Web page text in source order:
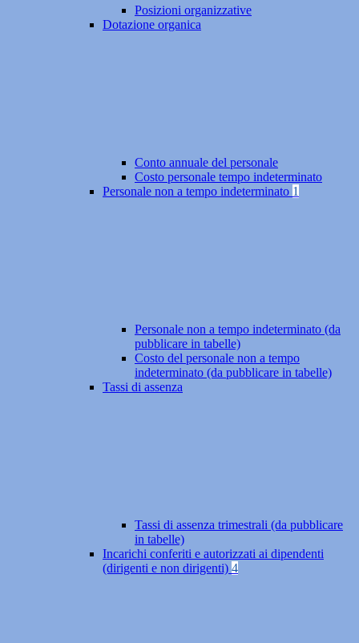
Posizioni organizzative
Dotazione organica
Conto annuale del personale
Costo personale tempo indeterminato
Personale non a tempo indeterminato 1
Personale non a tempo indeterminato (da
pubblicare in tabelle)
Costo del personale non a tempo
indeterminato (da pubblicare in tabelle)
Tassi di assenza
Tassi di assenza trimestrali (da pubblicare
in tabelle)
Incarichi conferiti e autorizzati ai dipendenti
(dirigenti e non dirigenti) 4